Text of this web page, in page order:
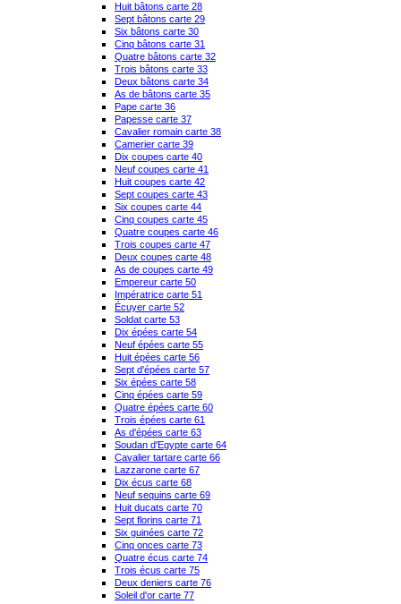
Huit bâtons carte 28
Sept bâtons carte 29
Six bâtons carte 30
Cinq bâtons carte 31
Quatre bâtons carte 32
Trois bâtons carte 33
Deux bâtons carte 34
As de bâtons carte 35
Pape carte 36
Papesse carte 37
Cavalier romain carte 38
Camerier carte 39
Dix coupes carte 40
Neuf coupes carte 41
Huit coupes carte 42
Sept coupes carte 43
Six coupes carte 44
Cinq coupes carte 45
Quatre coupes carte 46
Trois coupes carte 47
Deux coupes carte 48
As de coupes carte 49
Empereur carte 50
Impératrice carte 51
Écuyer carte 52
Soldat carte 53
Dix épées carte 54
Neuf épées carte 55
Huit épées carte 56
Sept d'épées carte 57
Six épées carte 58
Cinq épées carte 59
Quatre épées carte 60
Trois épées carte 61
As d'épées carte 63
Soudan d'Egypte carte 64
Cavalier tartare carte 66
Lazzarone carte 67
Dix écus carte 68
Neuf sequins carte 69
Huit ducats carte 70
Sept florins carte 71
Six guinées carte 72
Cinq onces carte 73
Quatre écus carte 74
Trois écus carte 75
Deux deniers carte 76
Soleil d'or carte 77